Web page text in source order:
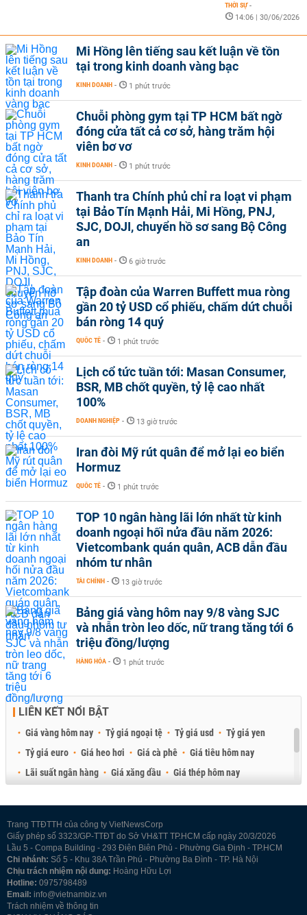
THỜI SỰ -
14:06 | 30/06/2026
Mi Hồng lên tiếng sau kết luận về tồn
tại trong kinh doanh vàng bạc
KINH DOANH - 1 phút trước
Chuỗi phòng gym tại TP HCM bất ngờ
đóng cửa tất cả cơ sở, hàng trăm hội
viên bơ vơ
KINH DOANH - 1 phút trước
Thanh tra Chính phủ chỉ ra loạt vi phạm
tại Bảo Tín Mạnh Hải, Mi Hồng, PNJ,
SJC, DOJI, chuyển hồ sơ sang Bộ Công
an
KINH DOANH - 6 giờ trước
Tập đoàn của Warren Buffett mua ròng
gần 20 tỷ USD cổ phiếu, chấm dứt chuỗi
bán ròng 14 quý
QUỐC TẾ - 1 phút trước
Lịch cổ tức tuần tới: Masan Consumer,
BSR, MB chốt quyền, tỷ lệ cao nhất
100%
DOANH NGHIỆP - 13 giờ trước
Iran đòi Mỹ rút quân để mở lại eo biển
Hormuz
QUỐC TẾ - 1 phút trước
TOP 10 ngân hàng lãi lớn nhất từ kinh
doanh ngoại hối nửa đầu năm 2026:
Vietcombank quán quân, ACB dẫn đầu
nhóm tư nhân
TÀI CHÍNH - 13 giờ trước
Bảng giá vàng hôm nay 9/8 vàng SJC
và nhẫn tròn leo dốc, nữ trang tăng tới 6
triệu đồng/lượng
HÀNG HÓA - 1 phút trước
LIÊN KẾT NỔI BẬT
Giá vàng hôm nay Tỷ giá ngoại tệ Tỷ giá usd
Tỷ giá yen
Tỷ giá euro
Giá heo hơi Giá cà phê
Giá tiêu hôm nay
Lãi suất ngân hàng
Giá xăng dầu
Giá thép hôm nay
Trang TTĐTTH của công ty VietNewsCorp
Giấy phép số 3323/GP-TTĐT do Sở VH&TT TP.HCM cấp ngày 20/3/2026
Lầu 5 - Compa Building - 293 Điện Biên Phủ - Phường Gia Định - TP.HCM
Chi nhánh: Số 5 - Khu 38A Trần Phú - Phường Ba Đình - TP. Hà Nội
Chịu trách nhiệm nội dung: Hoàng Hữu Lợi
Hotline: 0975798489
Email: info@vietnambiz.vn
Trách nhiệm về thông tin